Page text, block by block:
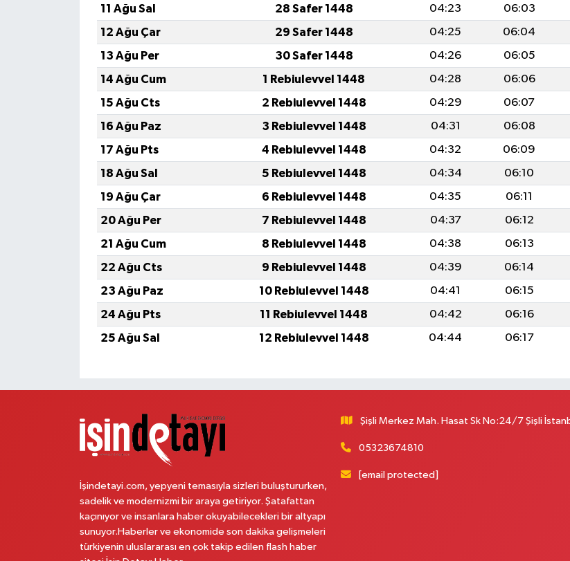
11 Ağu Sal
28 Safer 1448 04:23 06:03
12 Ağu Çar
29 Safer 1448 04:25 06:04
13 Ağu Per
30 Safer 1448 04:26 06:05
14 Ağu Cum
1 Rebiulevvel 1448 04:28 06:06
15 Ağu Cts
2 Rebiulevvel 1448 04:29 06:07
16 Ağu Paz
3 Rebiulevvel 1448 04:31 06:08
17 Ağu Pts
4 Rebiulevvel 1448 04:32 06:09
18 Ağu Sal
5 Rebiulevvel 1448 04:34 06:10
19 Ağu Çar
6 Rebiulevvel 1448 04:35 06:11
20 Ağu Per
7 Rebiulevvel 1448 04:37 06:12
21 Ağu Cum
8 Rebiulevvel 1448 04:38 06:13
22 Ağu Cts
9 Rebiulevvel 1448 04:39 06:14
23 Ağu Paz
10 Rebiulevvel 1448 04:41 06:15
24 Ağu Pts
11 Rebiulevvel 1448 04:42 06:16
25 Ağu Sal
12 Rebiulevvel 1448 04:44 06:17
İşindetayi.com, yepyeni temasıyla sizleri buluştururken,
sadelik ve modernizmi bir araya getiriyor. Şatafattan
kaçınıyor ve insanlara haber okuyabilecekleri bir altyapı
sunuyor.Haberler ve ekonomide son dakika gelişmeleri
türkiyenin uluslararası en çok takip edilen flash haber
Şişli Merkez Mah. Hasat Sk No:24/7 Şişli
05323674810
[email protected]